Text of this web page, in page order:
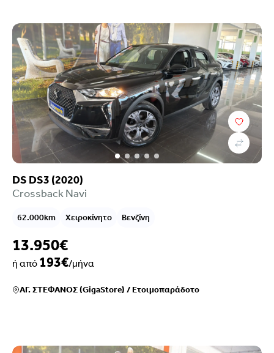
DS DS3 (2020)
Crossback Navi
62.000km Χειροκίνητο Βενζίνη
13.950€
ή από 193€/μήνα
ΑΓ. ΣΤΕΦΑΝΟΣ (GigaStore) /Ετοιμοπαράδοτο